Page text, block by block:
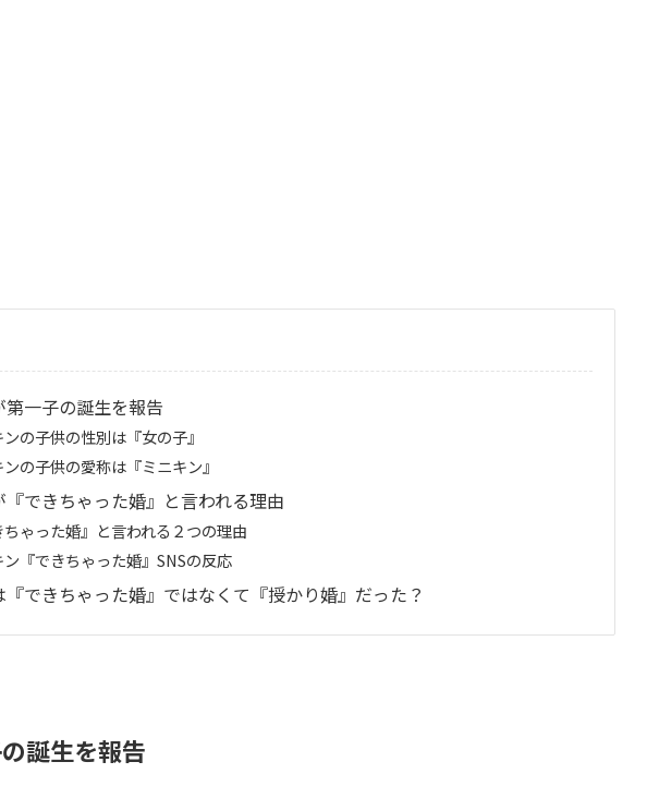
第一子の誕生を報告
ンの子供の性別は『女の子』
ンの子供の愛称は『ミニキン』
『できちゃった婚』と言われる理由
ちゃった婚』と言われる２つの理由
ン『できちゃった婚』SNSの反応
『できちゃった婚』ではなくて『授かり婚』だった？
誕生を報告